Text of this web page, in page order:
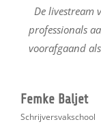
De livestream
professionals
voorafgaand
Femke Baljet
Schrijversvakschool